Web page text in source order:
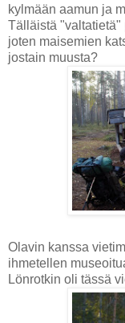
kylmään aamun ja
Tälläistä "valtatietä"
joten maisemien
jostain muusta?
Olavin kanssa
ihmetellen
Lönrotkin oli tässä